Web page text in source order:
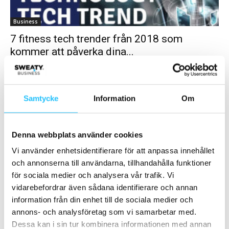
Samtycke Information Om
Denna webbplats använder cookies
Vi använder enhetsidentifierare för att anpassa innehållet
och annonserna till användarna, tillhandahålla funktioner
för sociala medier och analysera vår trafik. Vi
vidarebefordrar även sådana identifierare och annan
information från din enhet till de sociala medier och
annons- och analysföretag som vi samarbetar med.
Dessa kan i sin tur kombinera informationen med annan
Business
7 fitness tech trender från 2018 som
kommer att påverka dina...
Norberto Lacourt 0
Varje år släpper FIT-C (Fitness Industry Technology Council) sin
kommande år. 1. Användarvänlig design står inför...
Gruppträning